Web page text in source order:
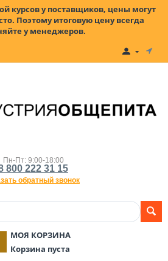
курсов у поставщиков, цены могут
Поэтому итоговую цену всегда
у менеджеров.
Пн-Пт: 9:00-18:00
800 222 31 15
обратный звонок
МОЯ КОРЗИНА
Корзина пуста